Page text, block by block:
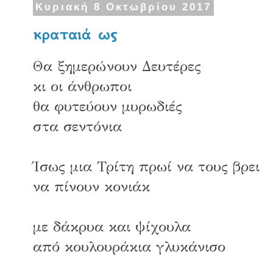
Κυριακή 8 Οκτωβρίου 2017
κραταιά ως
Θα ξημερώνουν Δευτέρες
κι οι άνθρωποι
θα φυτεύουν μυρωδιές
στα σεντόνια
Ίσως μια Τρίτη πρωί να τους βρει
να πίνουν κονιάκ
με δάκρυα και ψίχουλα
από κουλουράκια γλυκάνισο